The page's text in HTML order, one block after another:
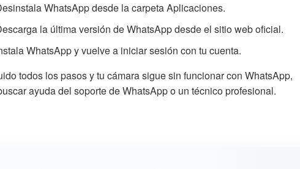
WhatsApp desde la carpeta Aplicaciones.
la última versión de WhatsApp desde el sitio web oficial.
WhatsApp y vuelve a iniciar sesión con tu cuenta.
todos los pasos y tu cámara sigue sin funcionar con WhatsApp,
ayuda del soporte de WhatsApp o un técnico profesional.